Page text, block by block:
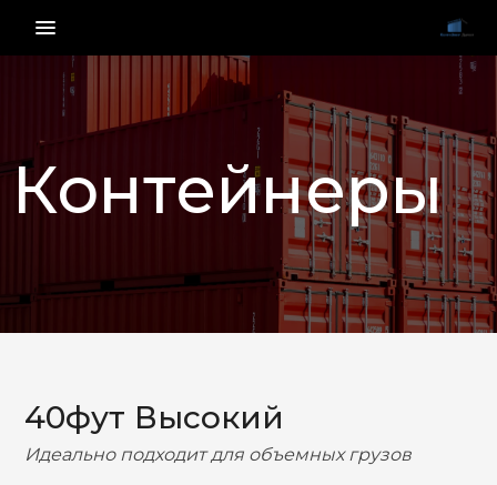
menu_vert
Контейнеры
НАЗАД ВПЕРЕД
40фут Высокий
Идеально подходит для объемных грузов